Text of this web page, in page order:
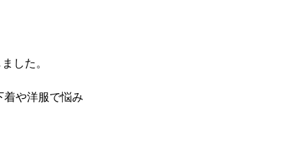
した。
着や洋服で悩み